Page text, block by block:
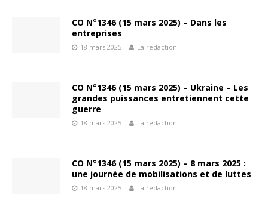
CO N°1346 (15 mars 2025) – Dans les
entreprises
18 mars 2025 La rédaction
CO N°1346 (15 mars 2025) – Ukraine – Les
grandes puissances entretiennent cette
guerre
18 mars 2025 La rédaction
CO N°1346 (15 mars 2025) – 8 mars 2025 :
une journée de mobilisations et de luttes
18 mars 2025 La rédaction